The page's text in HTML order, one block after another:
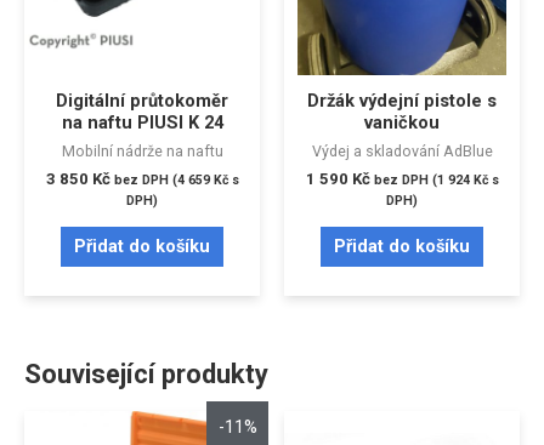
Digitální průtokoměr
na naftu PIUSI K 24
Mobilní nádrže na naftu
3 850 Kč bez DPH (4 659 Kčs
DPH)
Přidat do košíku
Držák výdejní pistole s
vaničkou
Výdej a skladování AdBlue
1 590 Kč bez DPH (1 924 Kčs
DPH)
Přidat do košíku
Související produkty
-11%